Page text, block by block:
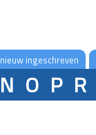
nieuw ingeschreven
N O P R